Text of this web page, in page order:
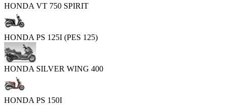
HONDA VT 750 SPIRIT
HONDA PS 125I (PES 125)
HONDA SILVER WING 400
HONDA PS 150I